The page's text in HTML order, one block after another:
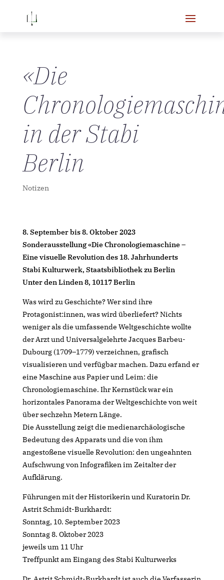
«Die
in der Stabi
Berlin
Notizen
8. September bis 8. Oktober 2023
Sonderausstellung «Die Chronologiemaschine –
Eine visuelle Revolution des 18. Jahrhunderts
Stabi Kulturwerk, Staatsbibliothek zu Berlin
Unter den Linden 8, 10117 Berlin
Was wird zu Geschichte? Wer sind ihre
Protagonist:innen, was wird überliefert? Nichts
weniger als die umfassende Weltgeschichte wollte
der Arzt und Universalgelehrte Jacques Barbeu-
Dubourg (1709–1779) verzeichnen, grafisch
visualisieren und verfügbar machen. Dazu erfand er
eine Maschine aus Papier und Leim: die
Chronologiemaschine. Ihr Kernstück war ein
horizontales Panorama der Weltgeschichte von weit
über sechzehn Metern Länge.
Die Ausstellung zeigt die medienarchäologische
Bedeutung des Apparats und die von ihm
angestoßene visuelle Revolution: den ungeahnten
Aufschwung von Infografiken im Zeitalter der
Aufklärung.
Führungen mit der Historikerin und Kuratorin Dr.
Astrit Schmidt-Burkhardt:
Sonntag, 10. September 2023
Sonntag 8. Oktober 2023
jeweils um 11 Uhr
Treffpunkt am Eingang des Stabi Kulturwerks